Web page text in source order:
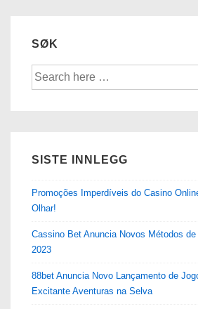
SØK
Søk
SISTE INNLEGG
Promoções Imperdíveis do Casino
Olhar!
Cassino Bet Anuncia Novos Métodos
2023
88bet Anuncia Novo Lançamento de
Excitante Aventuras na Selva